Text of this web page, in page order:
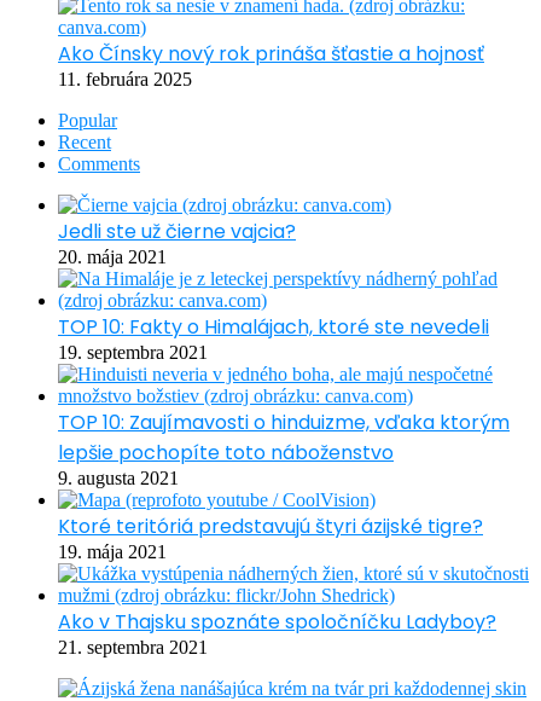
Ako Čínsky nový rok prináša šťastie a hojnosť
11. februára 2025
Popular
Recent
Comments
Jedli ste už čierne vajcia?
20. mája 2021
TOP 10: Fakty o Himalájach, ktoré ste nevedeli
19. septembra 2021
TOP 10: Zaujímavosti o hinduizme, vďaka ktorým
lepšie pochopíte toto náboženstvo
9. augusta 2021
Ktoré teritóriá predstavujú štyri ázijské tigre?
19. mája 2021
Ako v Thajsku spoznáte spoločníčku Ladyboy?
21. septembra 2021